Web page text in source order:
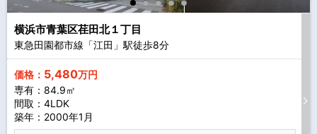
横浜市青葉区荏田北１丁目
東急田園都市線「江田」駅徒歩8分
価格： 5,480万円
専有：84.9㎡
間取：4LDK
築年：2000年1月